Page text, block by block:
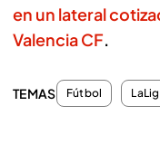
en un lateral
Valencia CF.
TEMAS Fútbol